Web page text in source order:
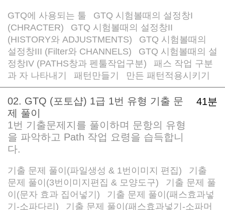
GTQ에 사용되는 툴
GTQ 시험볼때의 설정창I
(CHRACTER)
GTQ 시험볼때의 설정창II
(HISTORY와 ADJUSTMENTS)
GTQ 시험볼때의
설정창III (Filter와 CHANNELS)
GTQ 시험볼때의 설
정창IV (PATHS창과 펜툴작업구분)
패스 작업 구분
과 자 나타내기
패턴만들기 만든 패턴적용시키기
41분
02. GTQ (포토샵) 1급 1번 유형 기출 문
제 풀이
1번 기출문제지를 풀이하며 문항의 유형
을 파악하고 Path 작업 요령을 습득합니
다.
기출 문제 풀이(파일생성 & 1번이미지 편집)
기출
문제 풀이(3번이미지편집 & 모양도구)
기출 문제 풀
이(문자 효과 집어넣기)
기출 문제 풀이(패스효과넣
기-소파다리)
기출 문제 풀이(패스효과넣기-소파머